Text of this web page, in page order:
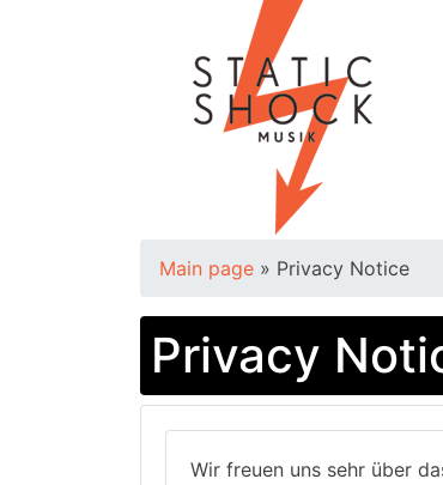
Main page » Privacy Notice
Privacy
Wir freuen uns sehr über